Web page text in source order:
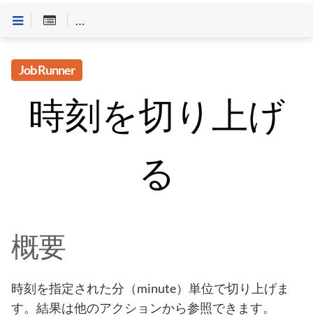
Customineドキュメントへようこそ
Job Runner
時刻を切り上げ
る
概要
時刻を指定された分（minute）単位で切り上げま
す。結果は他のアクションから参照できます。